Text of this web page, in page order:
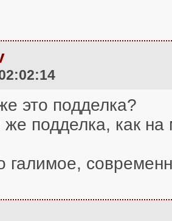
это подделка?
же подделка, как
галимое,